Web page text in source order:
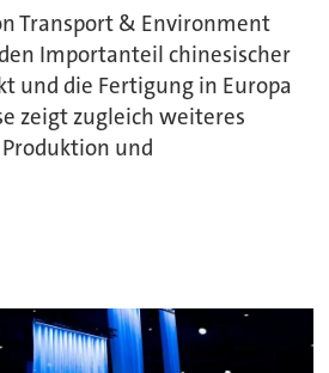
Transport & Environment
Importanteil chinesischer
und die Fertigung in Europa
zeigt zugleich weiteres
und